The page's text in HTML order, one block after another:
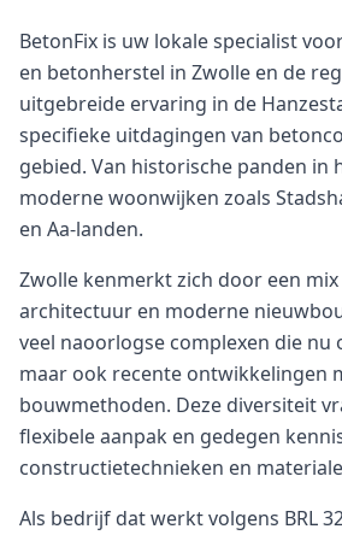
BetonFix is uw lokale specialist
en betonherstel in Zwolle en de
uitgebreide ervaring in de
specifieke uitdagingen van
gebied. Van historische panden in
moderne woonwijken zoals
en Aa-landen.
Zwolle kenmerkt zich door een
architectuur en moderne
veel naoorlogse complexen die nu
maar ook recente ontwikkelingen
bouwmethoden. Deze diversiteit
flexibele aanpak en gedegen
constructietechnieken en
Als bedrijf dat werkt volgens BRL